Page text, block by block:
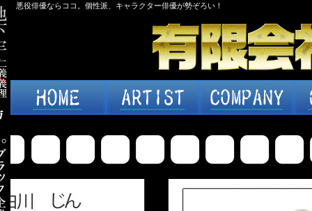
悪役俳優ならココ。個性派、キャラクター俳優が勢ぞろい！